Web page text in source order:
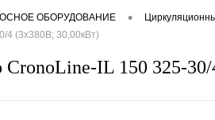
ОБОРУДОВАНИЕ •
4 (3х380В; 30,00кВт)
IL 150 325-